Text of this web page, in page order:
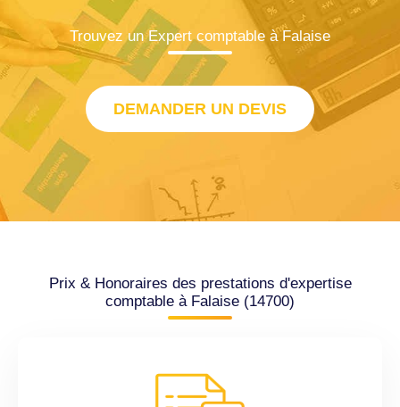
Trouvez un Expert comptable à Falaise
DEMANDER UN DEVIS
Prix & Honoraires des prestations d'expertise
comptable à Falaise (14700)